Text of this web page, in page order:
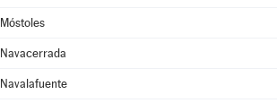
Móstoles
Navacerrada
Navalafuente